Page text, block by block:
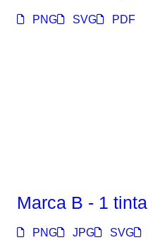
PNG SVG PDF
Marca B - 1 tinta
PNG JPG SVG